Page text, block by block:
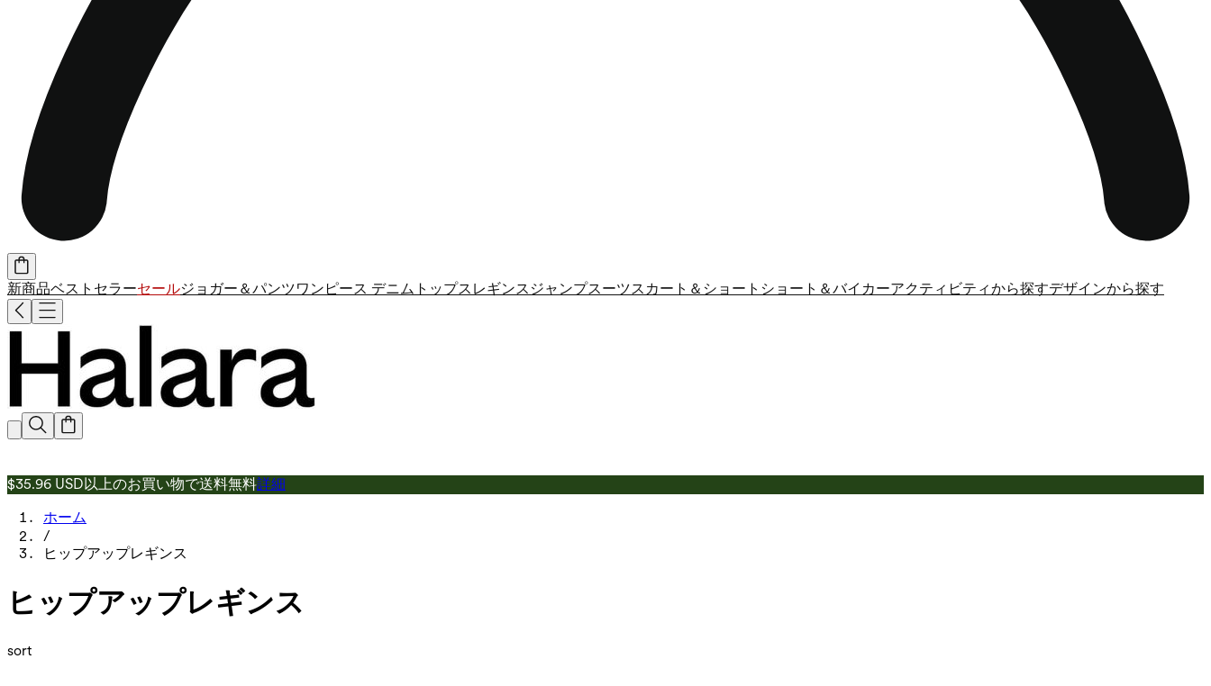
新商品ベストセラーセールジョガー＆パンツワンピース デニム トップス レギンス ジャンプスーツスカート＆ショート ショート＆バイカーアクティビティから探すデザインから探す
$35.96 USD以上のお買い物で送料無料詳細
ホーム
/
ヒップアップレギンス
ヒップアップレギンス
sort